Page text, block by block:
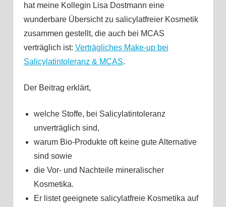
hat meine Kollegin Lisa Dostmann eine
wunderbare Übersicht zu salicylatfreier Kosmetik
zusammen gestellt, die auch bei MCAS
verträglich ist: Verträgliches Make-up bei
Salicylatintoleranz & MCAS.
Der Beitrag erklärt,
welche Stoffe, bei Salicylatintoleranz
unverträglich sind,
warum Bio-Produkte oft keine gute Alternative
sind sowie
die Vor- und Nachteile mineralischer
Kosmetika.
Er listet geeignete salicylatfreie Kosmetika auf